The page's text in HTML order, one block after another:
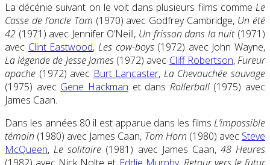
La décénie suivant on le voit dans plusieurs films comme Le
Casse de l’oncle Tom (1970) avec Godfrey Cambridge, Un été
42 (1971) avec Jennifer O’Neill, Un frisson dans la nuit(1971)
avec Clint Eastwood, Les cow-boys(1972) avec John Wayne,
La légende de Jesse James(1972) avec Cliff Robertson,Fureur
apache (1972) avec Burt Lancaster, La Chevauchée sauvage
(1975) avec Gene Hackman et dans Rollerball(1975) avec
James Caan.
Dans les années 80 il est apparue dans les films L’impossible
témoin (1980) avec James Caan, Tom Horn (1980) avec Steve
McQueen,Le solitaire (1981) avec James Caan, 48 Heures